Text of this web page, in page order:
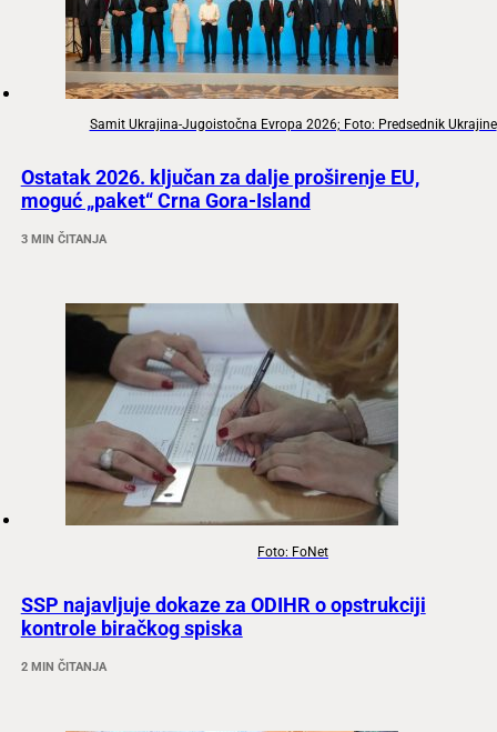
Samit Ukrajina-Jugoistočna Evropa 2026; Foto: Predsednik Ukrajine
Ostatak 2026. ključan za dalje proširenje EU,
moguć „paket“ Crna Gora-Island
3 MIN ČITANJA
Foto: FoNet
SSP najavljuje dokaze za ODIHR o opstrukciji
kontrole biračkog spiska
2 MIN ČITANJA